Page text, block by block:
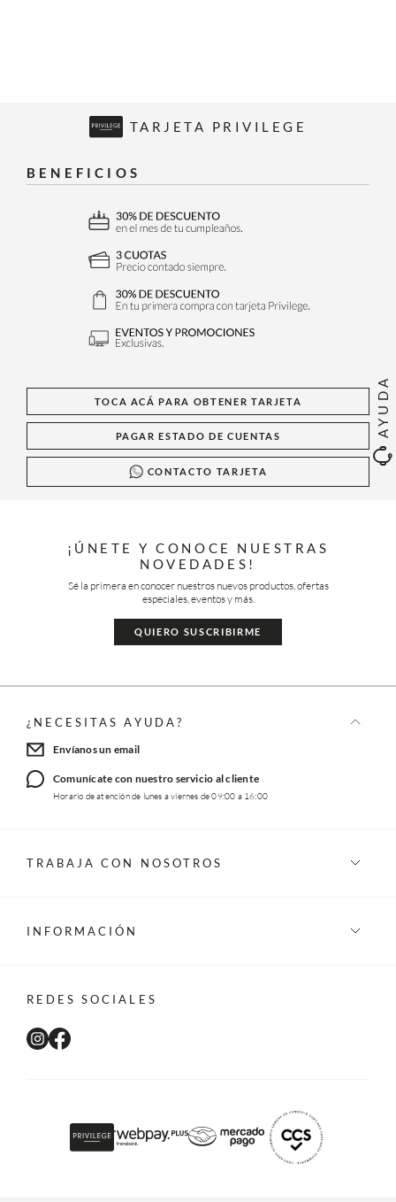
AYUDA
TARJETA PRIVILEGE
BENEFICIOS
TOCA ACÁ PARA OBTENER TARJETA
PAGAR ESTADO DE CUENTAS
CONTACTO TARJETA
¡ÚNETE Y CONOCE NUESTRAS
NOVEDADES!
Sé la primera en conocer nuestros nuevos productos, ofertas
especiales, eventos y más.
QUIERO SUSCRIBIRME
¿NECESITAS AYUDA?
Envíanos un email
Comunícate con nuestro servicio al cliente
Horario de atención de lunes a viernes de 09:00 a 16:00
TRABAJA CON NOSOTROS
INFORMACIÓN
REDES SOCIALES